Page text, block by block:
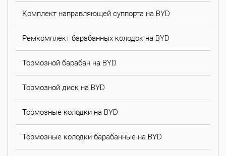
Комплект направляющей суппорта на BYD
Ремкомплект барабанных колодок на BYD
Тормозной барабан на BYD
Тормозной диск на BYD
Тормозные колодки на BYD
Тормозные колодки барабанные на BYD